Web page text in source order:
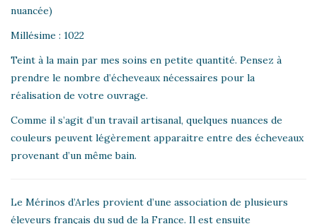
nuancée)
Millésime : 1022
Teint à la main par mes soins en petite quantité. Pensez à
prendre le nombre d’écheveaux nécessaires pour la
réalisation de votre ouvrage.
Comme il s’agit d’un travail artisanal, quelques nuances de
couleurs peuvent légèrement apparaitre entre des écheveaux
provenant d’un même bain.
Le Mérinos d’Arles provient d’une association de plusieurs
éleveurs français du sud de la France. Il est ensuite